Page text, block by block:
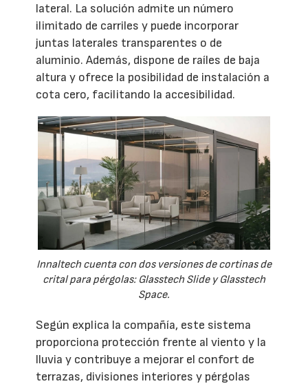
lateral. La solución admite un número
ilimitado de carriles y puede incorporar
juntas laterales transparentes o de
aluminio. Además, dispone de raíles de baja
altura y ofrece la posibilidad de instalación a
cota cero, facilitando la accesibilidad.
Innaltech cuenta con dos versiones de cortinas de
crital para pérgolas: Glasstech Slide y Glasstech
Space.
Según explica la compañía, este sistema
proporciona protección frente al viento y la
lluvia y contribuye a mejorar el confort de
terrazas, divisiones interiores y pérgolas